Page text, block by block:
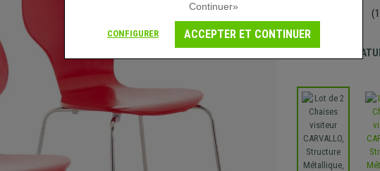
Envoi
Continuer»
CONFIGURER ACCEPTER ET CONTINUER